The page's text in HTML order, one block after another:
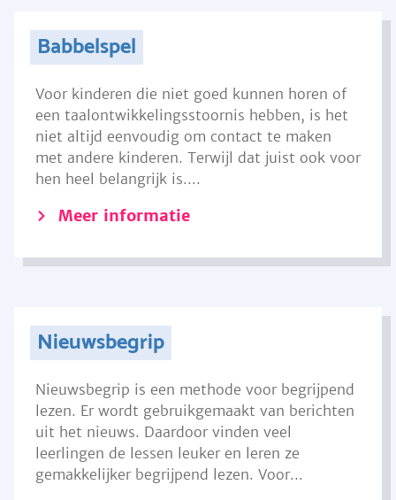
Babbelspel
Voor kinderen die niet goed kunnen horen of
een taalontwikkelingsstoornis hebben, is het
niet altijd eenvoudig om contact te maken
met andere kinderen. Terwijl dat juist ook voor
hen heel belangrijk is....
Meer informatie
Nieuwsbegrip
Nieuwsbegrip is een methode voor begrijpend
lezen. Er wordt gebruikgemaakt van berichten
uit het nieuws. Daardoor vinden veel
leerlingen de lessen leuker en leren ze
gemakkelijker begrijpend lezen. Voor...